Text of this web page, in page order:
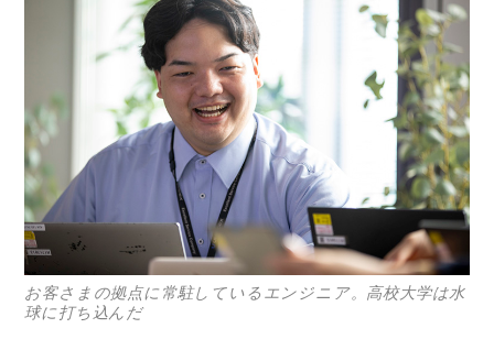
お客さまの拠点に常駐しているエンジニア。高校大学は水
球に打ち込んだ